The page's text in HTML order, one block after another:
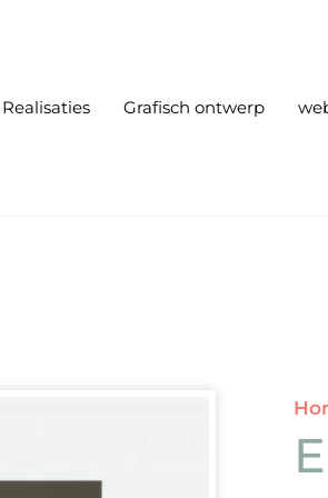
Realisaties Grafisch ontwerp